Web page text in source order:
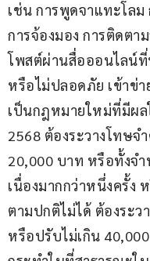
เช่น การพูดจาแทะโลม
การจ้องมอง การติดตา
โพสต์ผ่านสื่อออนไลน์
หรือไม่ปลอดภัย เข้าข่
เป็นกฎหมายใหม่ที่มีผ
2568 ต้องระวางโทษจ
20,000 บาท หรือทั้งจ
เนื่องมากกว่าหนึ่งครั้ง
ตามปกติไม่ได้ ต้องระ
หรือปรับไม่เกิน